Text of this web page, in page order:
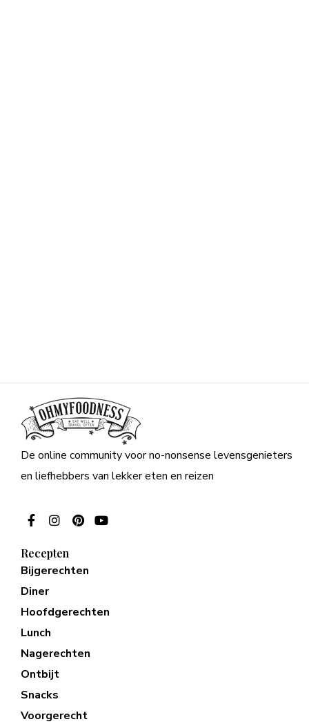
De online community voor no-nonsense levensgenieters
en liefhebbers van lekker eten en reizen
Recepten
Bijgerechten
Diner
Hoofdgerechten
Lunch
Nagerechten
Ontbijt
Snacks
Voorgerecht